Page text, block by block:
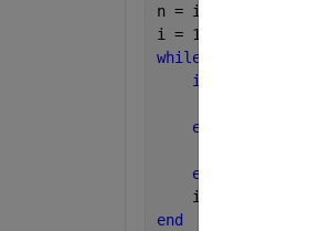
n = input(
i = 1;
while
if
else
end
    i = i + 1;
end